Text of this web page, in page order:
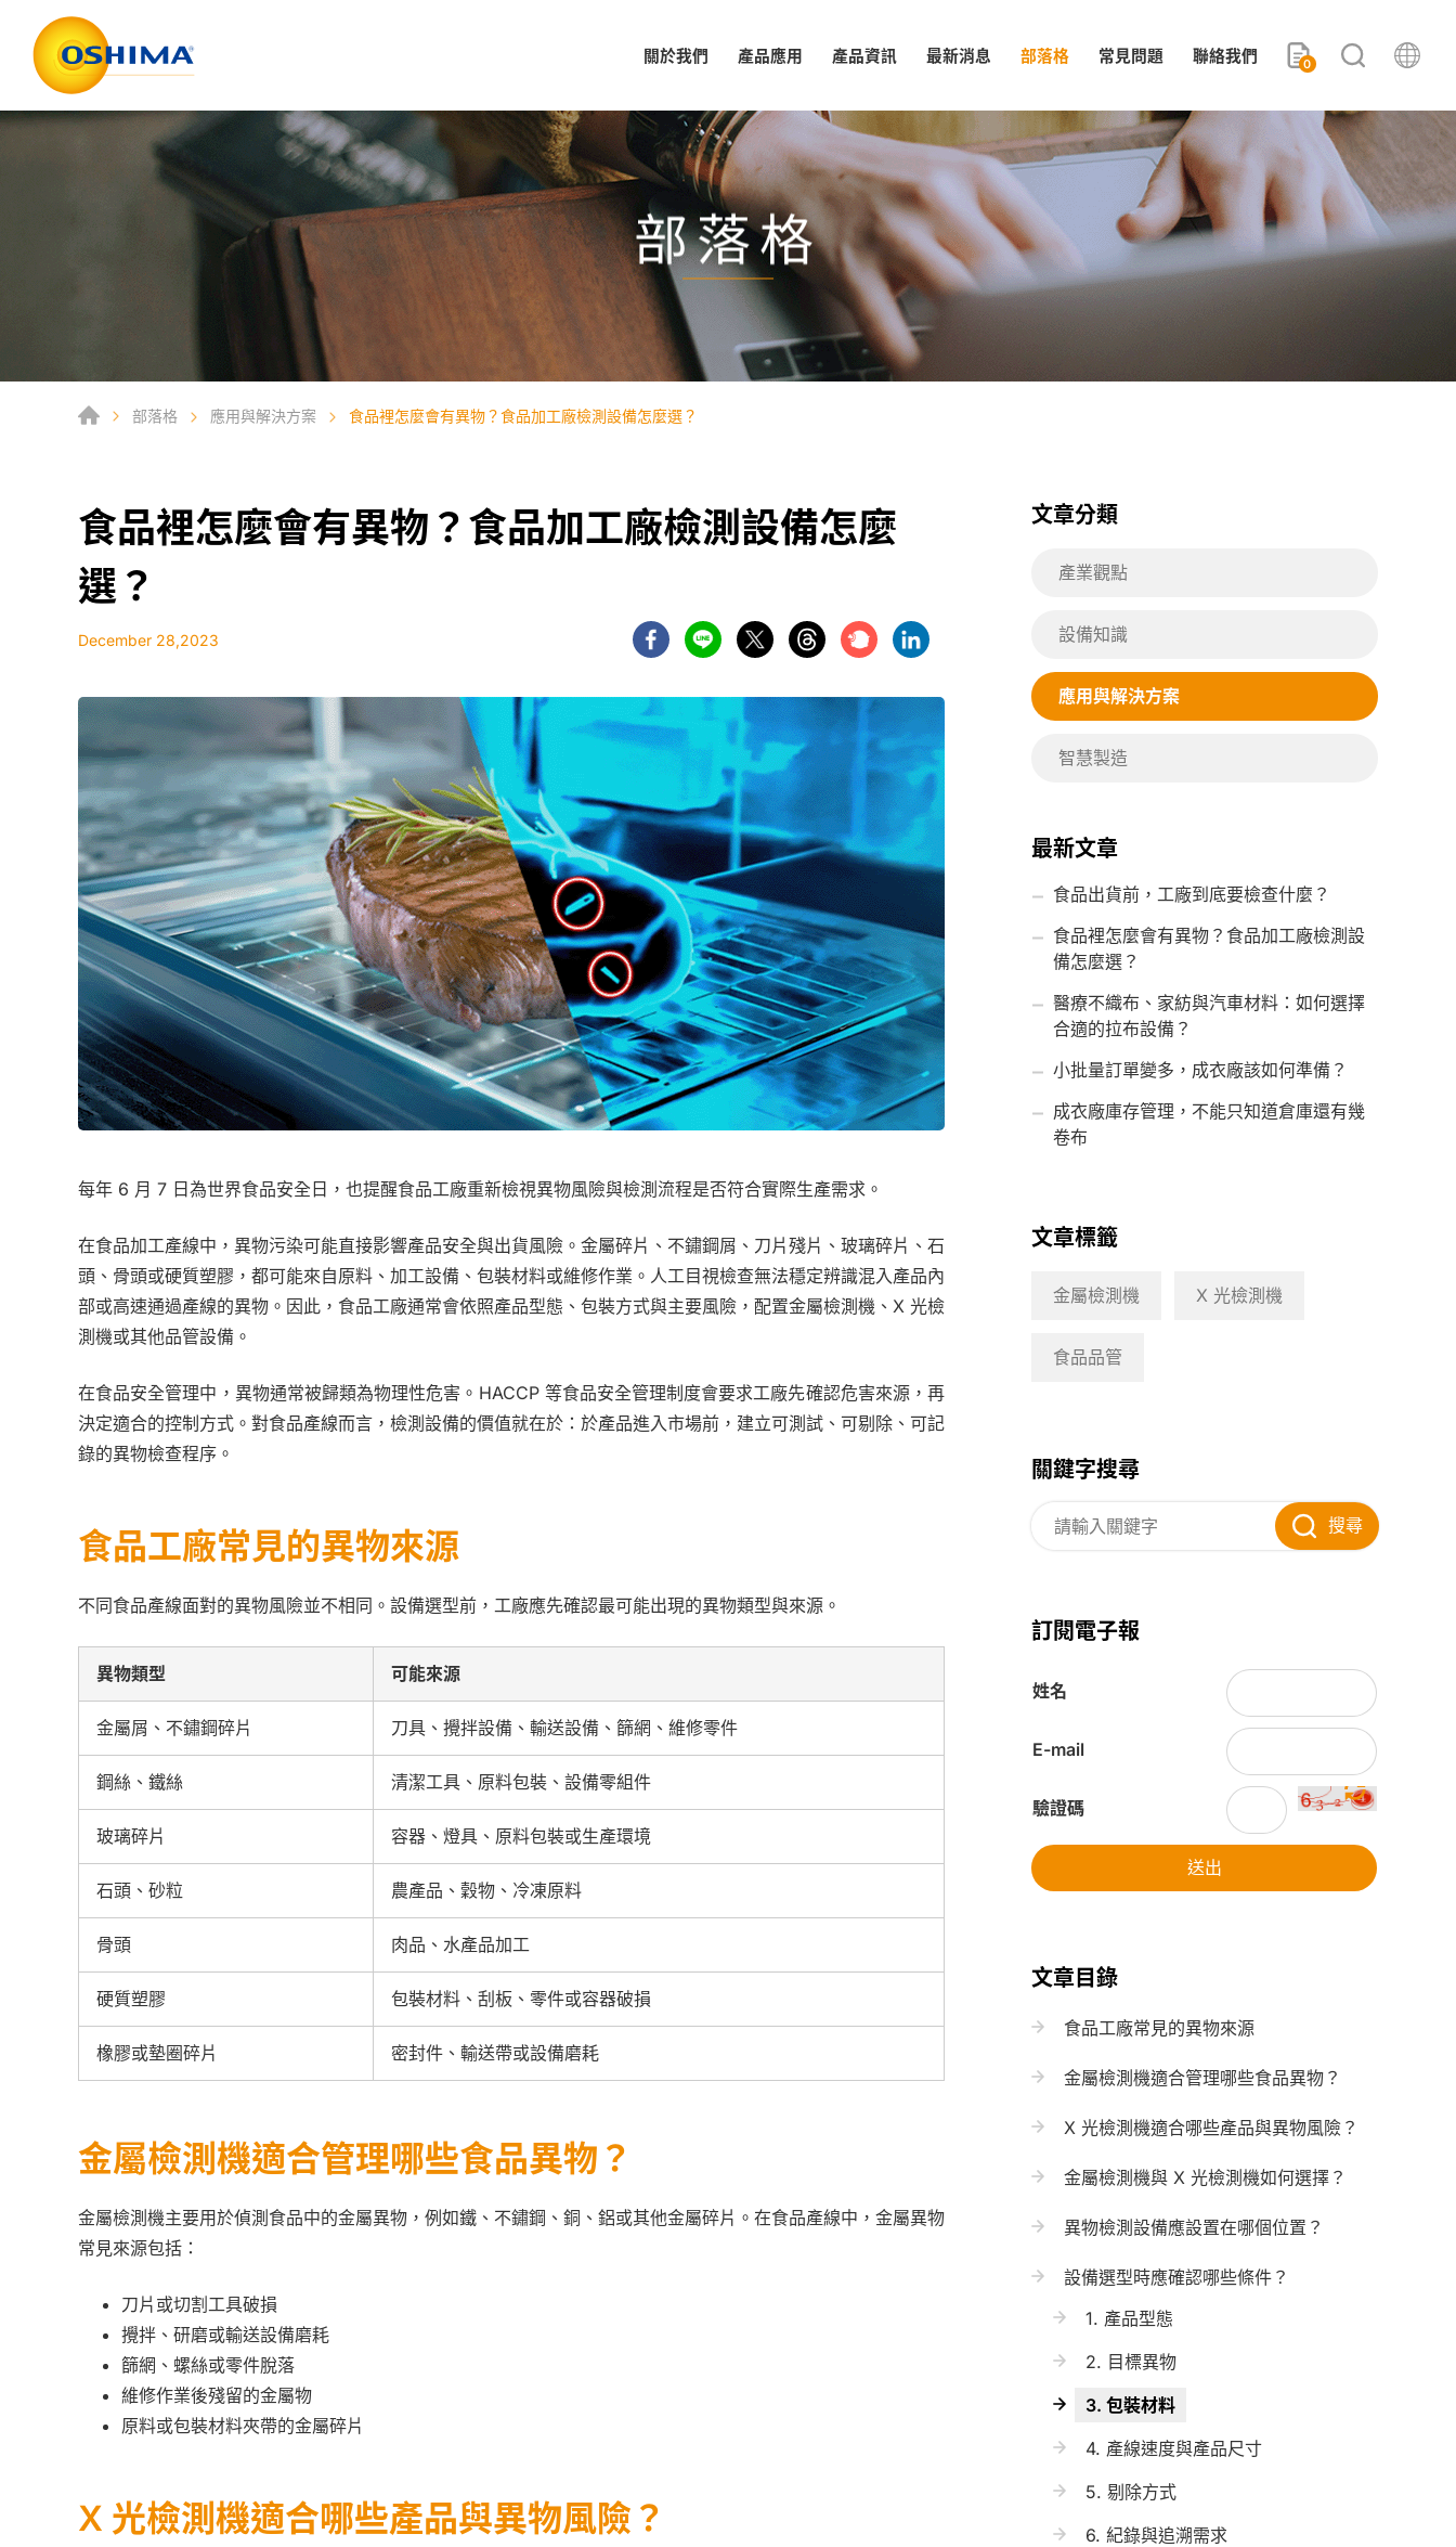
關於我們 產品應用 產品資訊 最新消息 部落格 常見問題 聯絡我們 0
部落格
部落格 應用與解決方案 食品裡怎麼會有異物？食品加工廠檢測設備怎麼選？
食品裡怎麼會有異物？食品加工廠檢測設備怎麼
選？
December 28,2023
每年 6 月 7 日為世界食品安全日，也提醒食品工廠重新檢視異物風險與檢測流程是否符合實際生產需求。
在食品加工產線中，異物污染可能直接影響產品安全與出貨風險。金屬碎片、不鏽鋼屑、刀片殘片、玻璃碎片、石
頭、骨頭或硬質塑膠，都可能來自原料、加工設備、包裝材料或維修作業。人工目視檢查無法穩定辨識混入產品內
部或高速通過產線的異物。因此，食品工廠通常會依照產品型態、包裝方式與主要風險，配置金屬檢測機、X 光檢
測機或其他品管設備。
在食品安全管理中，異物通常被歸類為物理性危害。HACCP 等食品安全管理制度會要求工廠先確認危害來源，再
決定適合的控制方式。對食品產線而言，檢測設備的價值就在於：於產品進入市場前，建立可測試、可剔除、可記
錄的異物檢查程序。
食品工廠常見的異物來源
不同食品產線面對的異物風險並不相同。設備選型前，工廠應先確認最可能出現的異物類型與來源。
異物類型 可能來源
金屬屑、不鏽鋼碎片 刀具、攪拌設備、輸送設備、篩網、維修零件
鋼絲、鐵絲 清潔工具、原料包裝、設備零組件
玻璃碎片 容器、燈具、原料包裝或生產環境
石頭、砂粒 農產品、穀物、冷凍原料
骨頭 肉品、水產品加工
硬質塑膠 包裝材料、刮板、零件或容器破損
橡膠或墊圈碎片 密封件、輸送帶或設備磨耗
金屬檢測機適合管理哪些食品異物？
金屬檢測機主要用於偵測食品中的金屬異物，例如鐵、不鏽鋼、銅、鋁或其他金屬碎片。在食品產線中，金屬異物
常見來源包括：
刀片或切割工具破損
攪拌、研磨或輸送設備磨耗
篩網、螺絲或零件脫落
維修作業後殘留的金屬物
原料或包裝材料夾帶的金屬碎片
X 光檢測機適合哪些產品與異物風險？
文章分類
產業觀點
設備知識
應用與解決方案
智慧製造
最新文章
食品出貨前，工廠到底要檢查什麼？
食品裡怎麼會有異物？食品加工廠檢測設
備怎麼選？
醫療不織布、家紡與汽車材料：如何選擇
合適的拉布設備？
小批量訂單變多，成衣廠該如何準備？
成衣廠庫存管理，不能只知道倉庫還有幾
卷布
文章標籤
金屬檢測機 X 光檢測機
食品品管
關鍵字搜尋
搜尋
訂閱電子報
姓名
E-mail
驗證碼
送出
文章目錄
食品工廠常見的異物來源
金屬檢測機適合管理哪些食品異物？
X 光檢測機適合哪些產品與異物風險？
金屬檢測機與 X 光檢測機如何選擇？
異物檢測設備應設置在哪個位置？
設備選型時應確認哪些條件？
1. 產品型態
2. 目標異物
3. 包裝材料
4. 產線速度與產品尺寸
5. 剔除方式
6. 紀錄與追溯需求